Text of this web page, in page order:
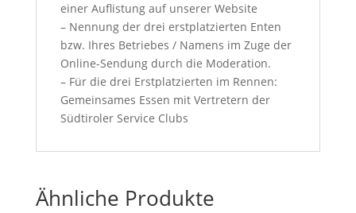
einer Auflistung auf unserer Website
– Nennung der drei erstplatzierten Enten
bzw. Ihres Betriebes / Namens im Zuge der
Online-Sendung durch die Moderation.
– Für die drei Erstplatzierten im Rennen:
Gemeinsames Essen mit Vertretern der
Südtiroler Service Clubs
Ähnliche Produkte